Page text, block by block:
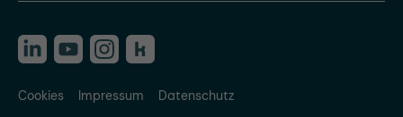
Cookies Impressum
Datenschutz